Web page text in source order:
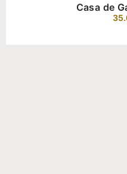
Casa de